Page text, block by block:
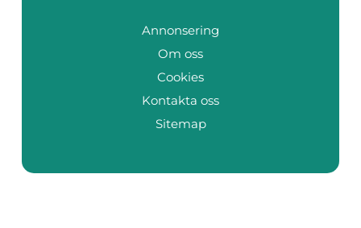
Annonsering
Om oss
Cookies
Kontakta oss
Sitemap